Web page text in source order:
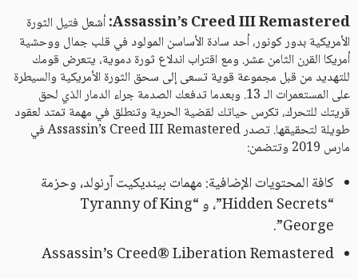
Assassin’s Creed III Remastered: أشعل فتيل الثورة
الأمريكية بدور كونور، أحد سادة الأساسن المولود في قلب جمال ووحشية
أمريكا القرن الثامن عشر. ومع اقتراب اندلاع ثورة دموية، يتعرض قومك
للتهديد من قبل مجموعة قوية تسعى إلى سحق الثورة الأمريكية والسيطرة
على المستعمرات الـ 13. وبعدما تدفعك الصدمة جراء الدمار الذي لحق
قريتك للتحرك، تكرس حياتك لقضية الحرية وتنطلق في مهمة تمتد لعقود
طويلة لتحقيقها. تصدر Assassin’s Creed III Remastered في
مارس 2019 وتتضمن:
كافة المحتويات الإضافية: مهمات بينديكيت آرنولد، وحزمة
“Hidden Secrets”، و “Tyranny of King
George”.
Assassin’s Creed® Liberation Remastered